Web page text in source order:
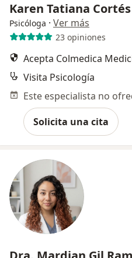
Karen Tatiana
Psicóloga · Ver más
23 opiniones
Acepta Colmedica
Visita Psicología
Solicita una cita